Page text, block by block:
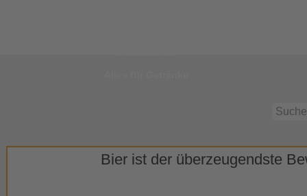
Bier ist der überzeugendste